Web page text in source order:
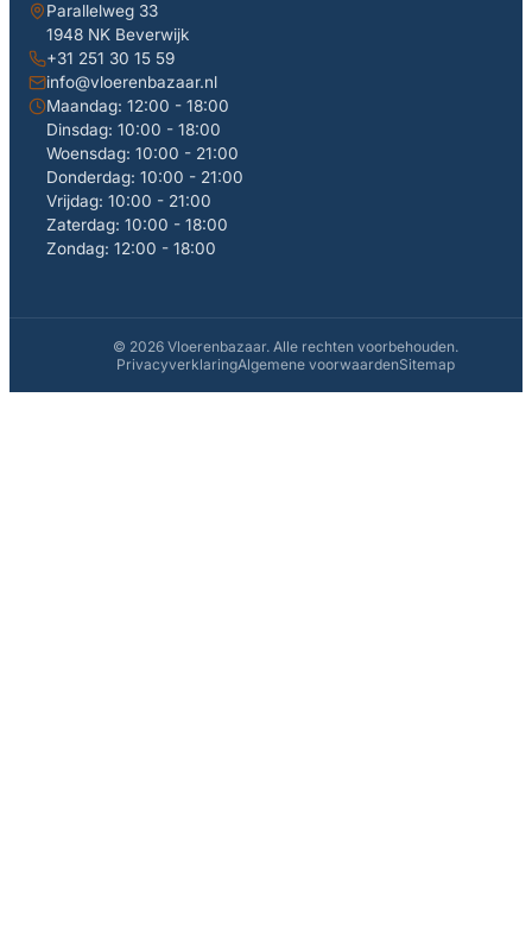
Parallelweg 33
1948 NK Beverwijk
+31 251 30 15 59
info@vloerenbazaar.nl
Maandag: 12:00 - 18:00
Dinsdag: 10:00 - 18:00
Woensdag: 10:00 - 21:00
Donderdag: 10:00 - 21:00
Vrijdag: 10:00 - 21:00
Zaterdag: 10:00 - 18:00
Zondag: 12:00 - 18:00
© 2026 Vloerenbazaar. Alle rechten voorbehouden.
PrivacyverklaringAlgemene voorwaardenSitemap